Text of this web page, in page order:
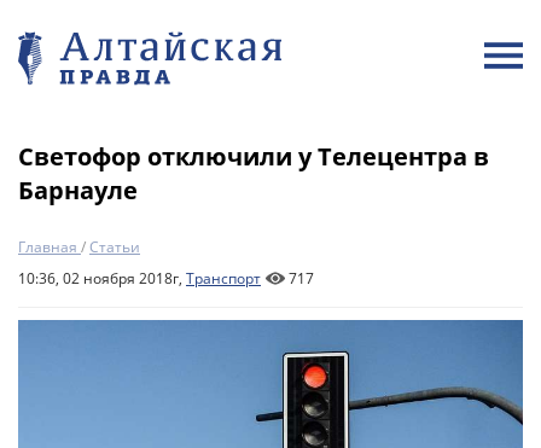
Светофор отключили у Телецентра в
Барнауле
Главная /Статьи
10:36, 02 ноября 2018г, Транспорт 717